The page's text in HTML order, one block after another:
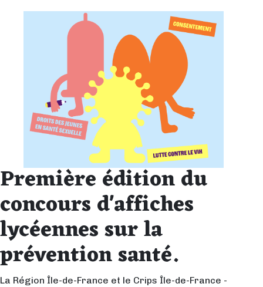
Première édition du
concours d'affiches
lycéennes sur la
prévention santé.
La Région Île-de-France et le Crips Île-de-France -